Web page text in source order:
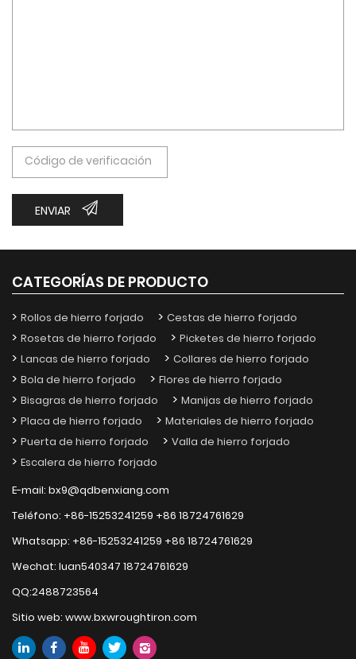
ENVIAR
CATEGORÍAS DE PRODUCTO
Rollos de hierro forjado
Cestas de hierro forjado
Rosetas de hierro forjado
Picketes de hierro forjado
Lancas de hierro forjado
Collares de hierro forjado
Bola de hierro forjado
Flores de hierro forjado
Bisagras de hierro forjado
Manijas de hierro forjado
Placa de hierro forjado
Materiales de hierro forjado
Puerta de hierro forjado
Valla de hierro forjado
Escalera de hierro forjado
E-mail:bx9@qdbenxiang.com
Teléfono: +86-15253241259 +86 18724761629
Whatsapp: +86-15253241259 +86 18724761629
Wechat:luan540347 18724761629
QQ:2488723564
Sitio web:www.bxwroughtiron.com